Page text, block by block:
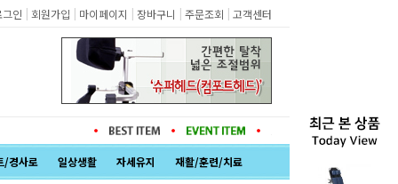
인 | 회원가입 | 마이페이지 | 장바구니 | 주문조회 | 고객센터
/경사로 일상생활 자세유지 재활/훈련/치료